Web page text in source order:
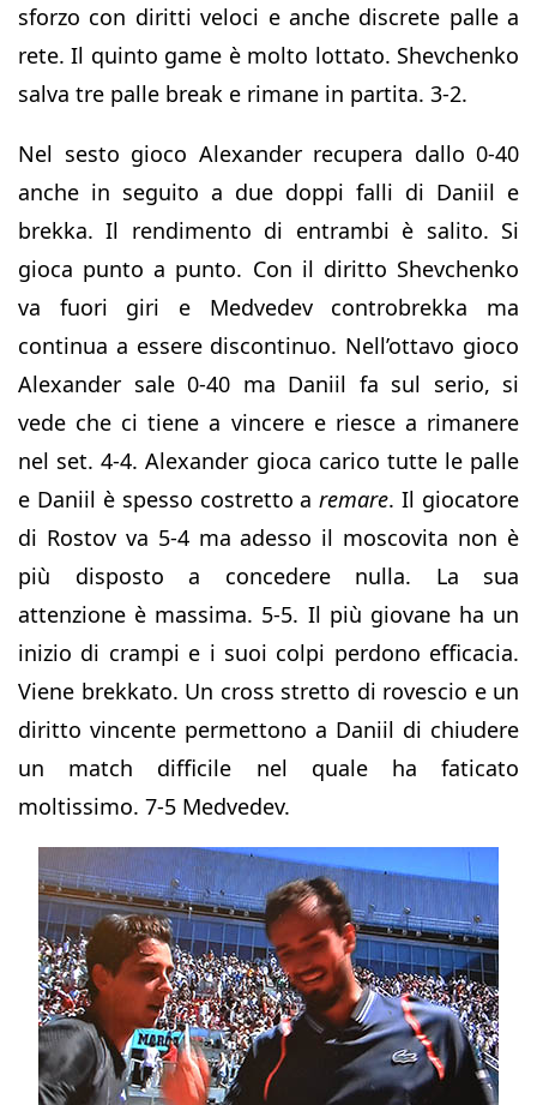
sforzo con diritti veloci e anche discrete palle a
rete. Il quinto game è molto lottato. Shevchenko
salva tre palle break e rimane in partita. 3-2.
Nel sesto gioco Alexander recupera dallo 0-40
anche in seguito a due doppi falli di Daniil e
brekka. Il rendimento di entrambi è salito. Si
gioca punto a punto. Con il diritto Shevchenko
va fuori giri e Medvedev controbrekka ma
continua a essere discontinuo. Nell’ottavo gioco
Alexander sale 0-40 ma Daniil fa sul serio, si
vede che ci tiene a vincere e riesce a rimanere
nel set. 4-4. Alexander gioca carico tutte le palle
e Daniil è spesso costretto aremare. Il giocatore
di Rostov va 5-4 ma adesso il moscovita non è
più disposto a concedere nulla. La sua
attenzione è massima. 5-5. Il più giovane ha un
inizio di crampi e i suoi colpi perdono efficacia.
Viene brekkato. Un cross stretto di rovescio e un
diritto vincente permettono a Daniil di chiudere
un match difficile nel quale ha faticato
moltissimo. 7-5 Medvedev.